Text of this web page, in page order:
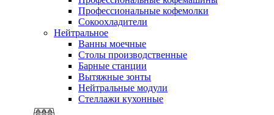
Профессиональные кофемолки
Сокоохладители
Нейтральное
Ванны моечные
Столы производственные
Барные станции
Вытяжные зонты
Нейтральные модули
Стеллажи кухонные